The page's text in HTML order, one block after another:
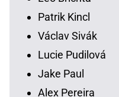
Patrik Kincl
Václav Sivák
Lucie Pudilová
Jake Paul
Alex Pereira